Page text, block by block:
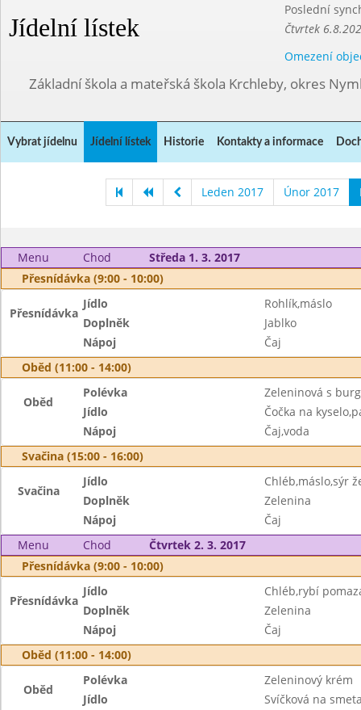
Jídelní lístek
Poslední
Čtvrtek
Omezení
Základní škola a mateřská škola Krchleby, okres
Vybrat jídelnu Jídelní lístek Historie Kontakty a informace
Leden 2017 Únor 2017
Menu Chod
Středa 1. 3. 2017
Přesnídávka (9:00 - 10:00)
Přesnídávka
Jídlo
Rohlík,máslo
Doplněk
Jablko
Nápoj
Čaj
Oběd (11:00 - 14:00)
Oběd
Polévka
Zeleninová s
Jídlo
Čočka na
Nápoj
Čaj,voda
Svačina (15:00 - 16:00)
Svačina
Jídlo
Chléb,máslo,sýr
Doplněk
Zelenina
Nápoj
Čaj
Menu
Chod
Čtvrtek 2. 3. 2017
Přesnídávka (9:00 - 10:00)
Přesnídávka
Jídlo
Chléb,rybí
Doplněk
Zelenina
Nápoj
Čaj
Oběd (11:00 - 14:00)
Oběd
Polévka
Zeleninový krém
Jídlo
Svíčková na